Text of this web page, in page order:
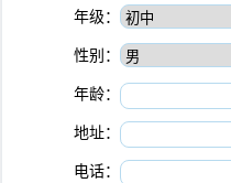
年级：
性别：
年龄：
地址：
电话：